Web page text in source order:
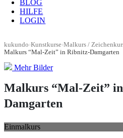
BLOG
HILFE
LOGIN
kukundo›Kunstkurse›Malkurs /
Malkurs “Mal-Zeit” in Ribnitz-Damgarten
Mehr Bilder
Malkurs “Mal-Zeit”
Damgarten
Einmalkurs